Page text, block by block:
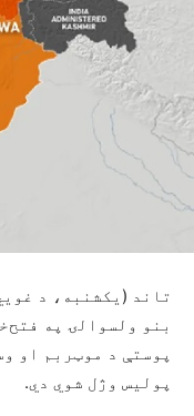
بنو ولسوالۍ په
پولیس وژل شوي دي.